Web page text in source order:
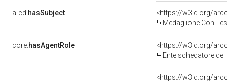
a-cd:hasSubject
<https://w3id.org/
Medaglione Con
core:hasAgentRole
<https://w3id.org/
Ente schedatore
<https://w3id.org/